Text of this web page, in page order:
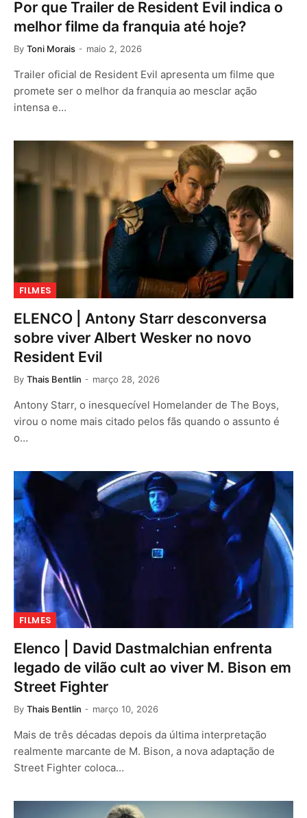
Por que Trailer de Resident Evil indica o
melhor filme da franquia até hoje?
By Toni Morais maio 2, 2026
Trailer oficial de Resident Evil apresenta um filme que
promete ser o melhor da franquia ao mesclar ação
intensa e…
FILMES
ELENCO | Antony Starr desconversa
sobre viver Albert Wesker no novo
Resident Evil
By Thais Bentlin março 28, 2026
Antony Starr, o inesquecível Homelander de The Boys,
virou o nome mais citado pelos fãs quando o assunto é
o…
FILMES
Elenco | David Dastmalchian enfrenta
legado de vilão cult ao viver M. Bison em
Street Fighter
By Thais Bentlin março 10, 2026
Mais de três décadas depois da última interpretação
realmente marcante de M. Bison, a nova adaptação de
Street Fighter coloca…